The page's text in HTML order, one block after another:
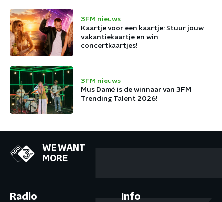
3FM nieuws
Kaartje voor een kaartje: Stuur jouw
vakantiekaartje en win
concertkaartjes!
3FM nieuws
Mus Damé is de winnaar van 3FM
Trending Talent 2026!
WE WANT
MORE
Radio Info